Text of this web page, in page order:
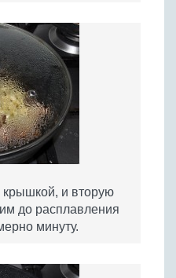
и вторую
до расплавления
минуту.